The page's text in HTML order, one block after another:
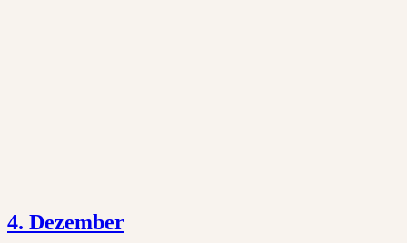
4. Dezember